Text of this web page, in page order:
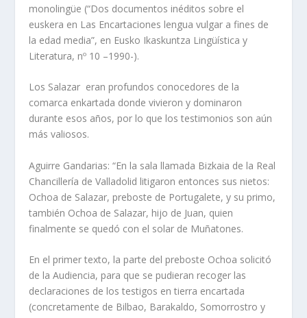
monolingüe (“Dos documentos inéditos sobre el
euskera en Las Encartaciones lengua vulgar a fines de
la edad media”, en Eusko Ikaskuntza Lingüística y
Literatura, nº 10 –1990-).
Los Salazar eran profundos conocedores de la
comarca enkartada donde vivieron y dominaron
durante esos años, por lo que los testimonios son aún
más valiosos.
Aguirre Gandarias: “En la sala llamada Bizkaia de la Real
Chancillería de Valladolid litigaron entonces sus nietos:
Ochoa de Salazar, preboste de Portugalete, y su primo,
también Ochoa de Salazar, hijo de Juan, quien
finalmente se quedó con el solar de Muñatones.
En el primer texto, la parte del preboste Ochoa solicitó
de la Audiencia, para que se pudieran recoger las
declaraciones de los testigos en tierra encartada
(concretamente de Bilbao, Barakaldo, Somorrostro y